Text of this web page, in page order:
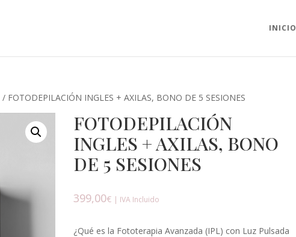
INICIO
/ FOTODEPILACIÓN INGLES + AXILAS, BONO DE 5 SESIONES
FOTODEPILACIÓN
INGLES + AXILAS, BONO
DE 5 SESIONES
399,00€ | IVA Incluido
¿Qué es la Fototerapia Avanzada (IPL) con Luz Pulsada